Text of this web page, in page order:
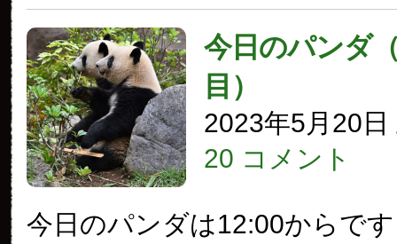
今日のパンダ
目）
2023年5月20日
20 コメント
今日のパンダは12:00からで